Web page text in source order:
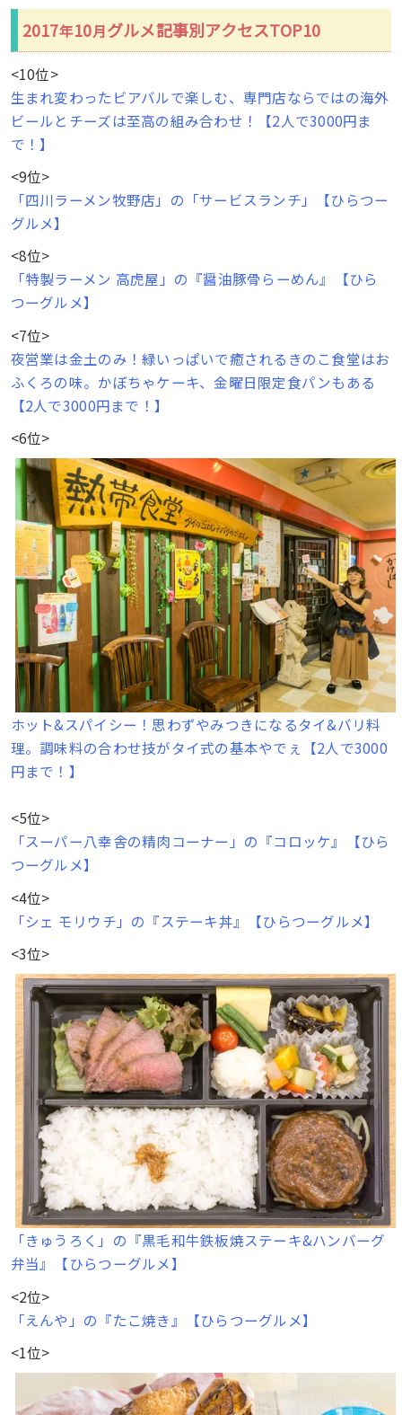
2017年10月グルメ記事別アクセスTOP10
<10位>
生まれ変わったビアバルで楽しむ、専門店ならではの海外
ビールとチーズは至高の組み合わせ！【2人で3000円ま
で！】
<9位>
「四川ラーメン牧野店」の「サービスランチ」【ひらつー
グルメ】
<8位>
「特製ラーメン 高虎屋」の『醤油豚骨らーめん』【ひら
つーグルメ】
<7位>
夜営業は金土のみ！緑いっぱいで癒されるきのこ食堂はお
ふくろの味。かぼちゃケーキ、金曜日限定食パンもある
【2人で3000円まで！】
<6位>
ホット&スパイシー！思わずやみつきになるタイ&バリ料
理。調味料の合わせ技がタイ式の基本やでぇ【2人で3000
円まで！】
<5位>
「スーパー八幸舎の精肉コーナー」の『コロッケ』【ひら
つーグルメ】
<4位>
「シェ モリウチ」の『ステーキ丼』【ひらつーグルメ】
<3位>
「きゅうろく」の『黒毛和牛鉄板焼ステーキ&ハンバーグ
弁当』【ひらつーグルメ】
<2位>
「えんや」の『たこ焼き』【ひらつーグルメ】
<1位>